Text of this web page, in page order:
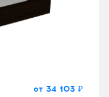
от 34 103 ₽